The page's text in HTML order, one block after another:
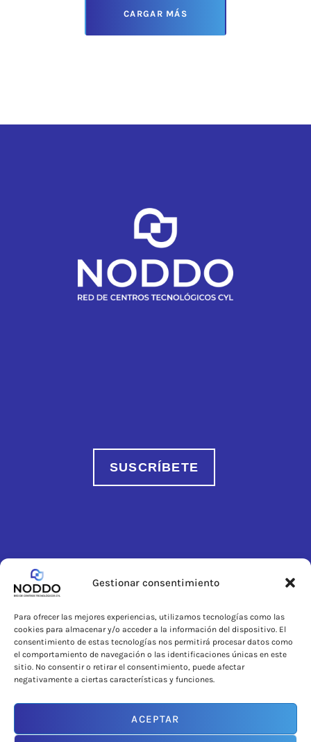
Gestionar consentimiento
Para ofrecer las mejores experiencias, utilizamos tecnologías como las
cookies para almacenar y/o acceder a la información del dispositivo. El
consentimiento de estas tecnologías nos permitirá procesar datos como
el comportamiento de navegación o las identificaciones únicas en este
sitio. No consentir o retirar el consentimiento, puede afectar
negativamente a ciertas características y funciones.
ACEPTAR
CARGAR MÁS
SUSCRÍBETE
Disciplinas
Centros
Actualidad